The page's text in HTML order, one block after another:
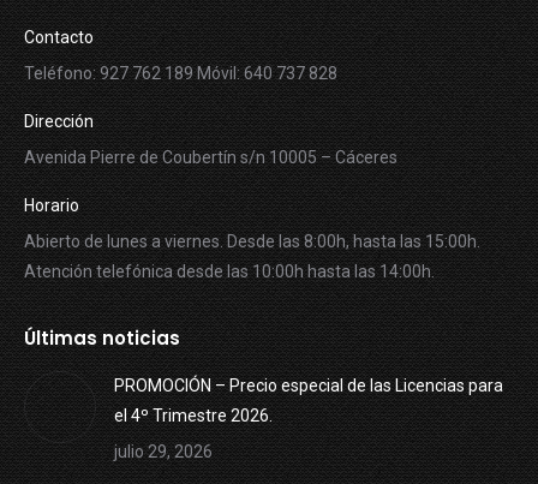
Contacto
Teléfono: 927 762 189 Móvil: 640 737 828
Dirección
Avenida Pierre de Coubertín s/n 10005 – Cáceres
Horario
Abierto de lunes a viernes. Desde las 8:00h, hasta las 15:00h.
Atención telefónica desde las 10:00h hasta las 14:00h.
Últimas noticias
PROMOCIÓN – Precio especial de las Licencias para
el 4º Trimestre 2026.
julio 29, 2026